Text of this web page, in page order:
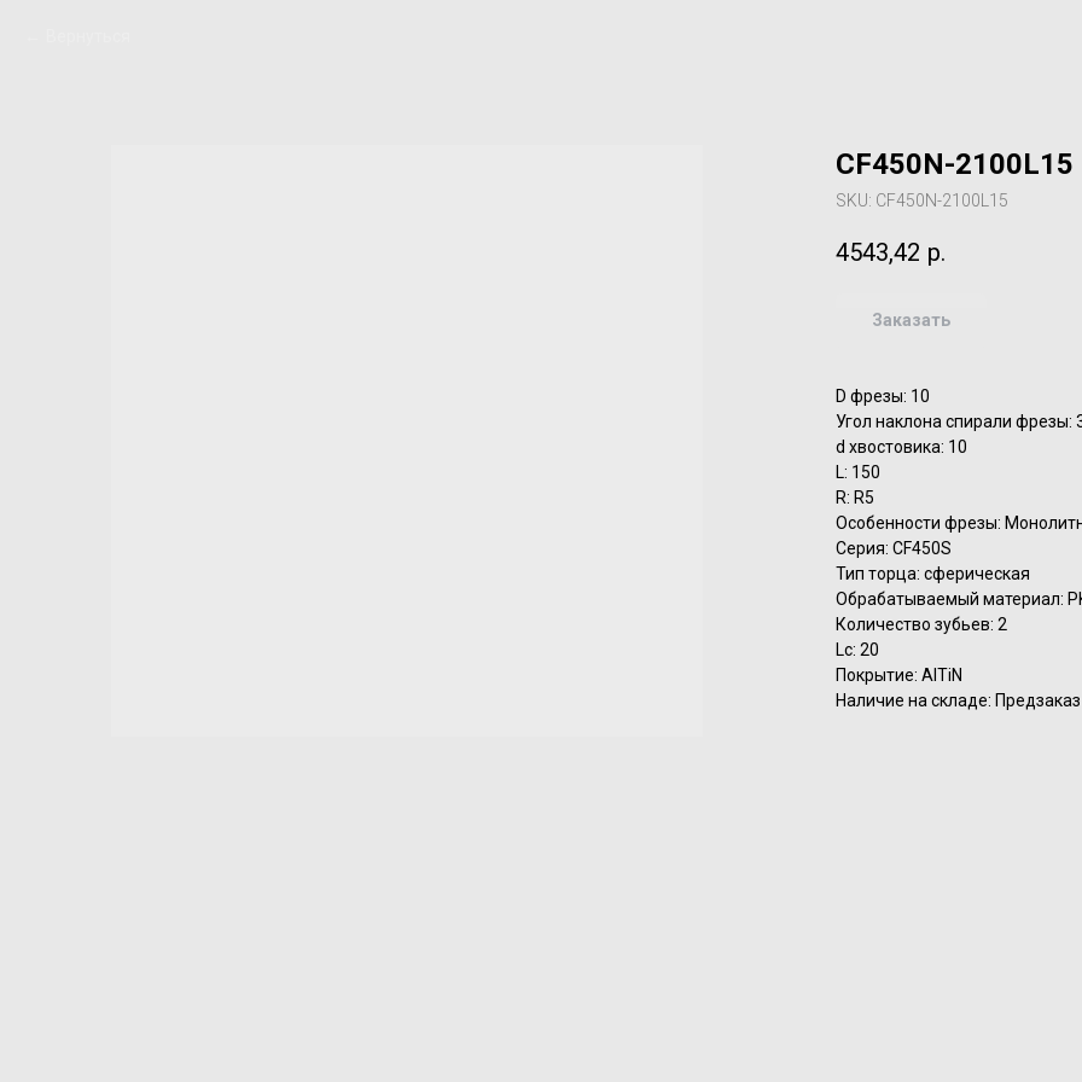
CF450N-
SKU: CF450N-2100L15
4543,42 р.
Заказать
D фрезы: 10
Угол наклона спирали фрезы:
d хвостовика: 10
L: 150
R: R5
Особенности фрезы:
Серия: CF450S
Тип торца: сферическая
Обрабатываемый материал:
Количество зубьев: 2
Lc: 20
Покрытие: AlTiN
Наличие на складе: Предзаказ